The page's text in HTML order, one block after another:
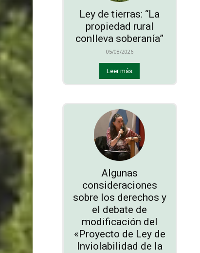
Ley de tierras: “La
propiedad rural
conlleva soberanía”
05/08/2026
Leer más
Algunas
consideraciones
sobre los derechos y
el debate de
modificación del
«Proyecto de Ley de
Inviolabilidad de la